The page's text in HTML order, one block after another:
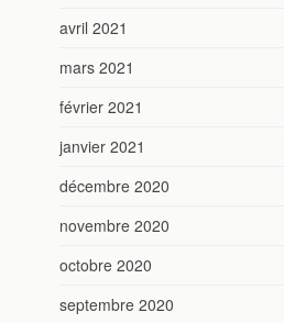
avril 2021
mars 2021
février 2021
janvier 2021
décembre 2020
novembre 2020
octobre 2020
septembre 2020